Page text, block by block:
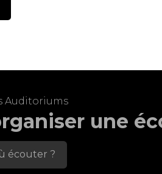
Auditoriums
une
écouter ?